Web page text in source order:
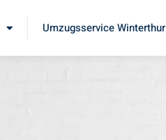
Umzugsservice Winterthur